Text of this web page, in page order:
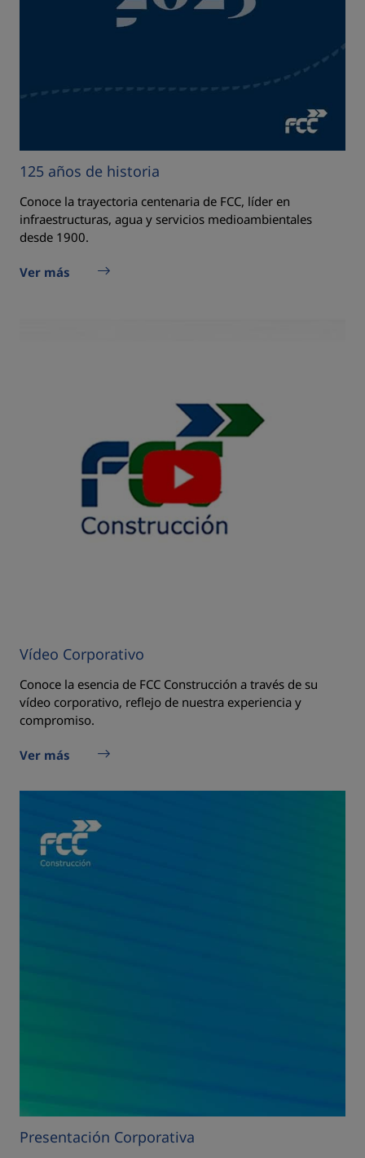
125 años de historia
Conoce la trayectoria centenaria de FCC, líder en
infraestructuras, agua y servicios medioambientales
desde 1900.
Ver más
Vídeo Corporativo
Conoce la esencia de FCC Construcción a través de su
vídeo corporativo, reflejo de nuestra experiencia y
compromiso.
Ver más
Presentación Corporativa